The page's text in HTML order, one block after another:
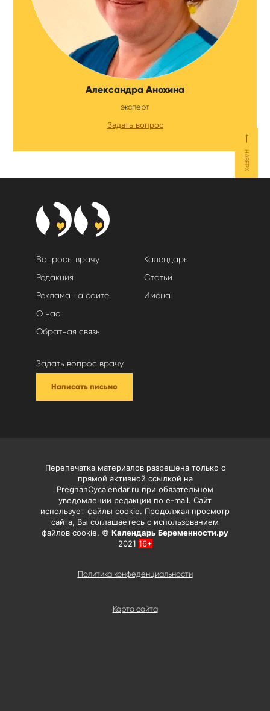
Александра Анохина
эксперт
Задать вопрос
⟵
НАВЕРХ
Вопросы врачу
Редакция
Реклама на сайте
О нас
Обратная связь
Календарь
Статьи
Имена
Задать вопрос врачу
Написать письмо
Карта сайта
Перепечатка материалов разрешена только с
прямой активной ссылкой на
PregnanCycalendar.ru при обязательном
уведомлении редакции по e-mail. Сайт
использует файлы cookie. Продолжая просмотр
сайта, Вы соглашаетесь с использованием
файлов cookie. © Календарь Беременности.ру
2021 16+
Политика конфеденциальности